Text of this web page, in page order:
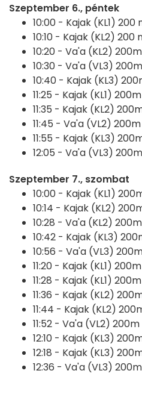
Szeptember 6., péntek
10:00 - Kajak (KL1)
10:10 - Kajak (KL2)
10:20 - Va'a (KL2)
10:30 - Va'a (VL3)
10:40 - Kajak (KL3)
11:25 - Kajak (KL1)
11:35 - Kajak (KL2)
11:45 - Va'a (VL2)
11:55 - Kajak (KL3)
12:05 - Va'a (VL3)
Szeptember 7., szombat
10:00 - Kajak (KL1)
10:14 - Kajak (KL2)
10:28 - Va'a (KL2)
10:42 - Kajak (KL3)
10:56 - Va'a (VL3)
11:20 - Kajak (KL1)
11:28 - Kajak (KL1)
11:36 - Kajak (KL2)
11:44 - Kajak (KL2)
11:52 - Va'a (VL2)
12:10 - Kajak (KL3)
12:18 - Kajak (KL3)
12:36 - Va'a (VL3)